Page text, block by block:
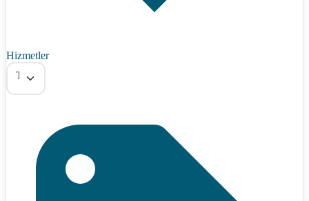
Hizmetler
Tümü